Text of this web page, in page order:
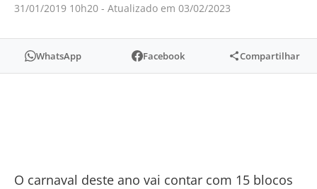
31/01/2019 10h20 - Atualizado em 03/02/2023
WhatsApp Facebook Compartilhar
O carnaval deste ano vai contar com 15 blocos